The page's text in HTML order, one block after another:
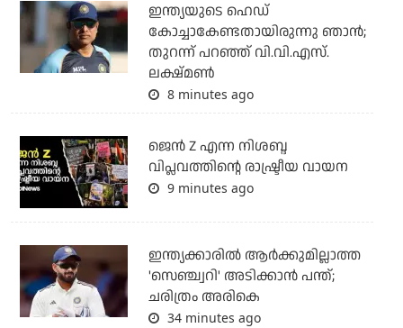
ഇന്ത്യയുടെ ഹെഡ്
കോച്ചാകേണ്ടതായിരുന്നു ഞാന്‍;
തുറന്ന് പറഞ്ഞ് വി.വി.എസ്.
ലക്ഷ്മണ്‍
8 minutes ago
ജെന്‍ Z എന്ന നിശബ്ദ
വിപ്ലവത്തിന്റെ രാഷ്ട്രീയ വായന
9 minutes ago
ഇന്ത്യക്കാരില്‍ ആര്‍ക്കുമില്ലാത്ത
'സെഞ്ച്വറി' അടിക്കാന്‍ പന്ത്;
ചരിത്രം അരികെ
34 minutes ago